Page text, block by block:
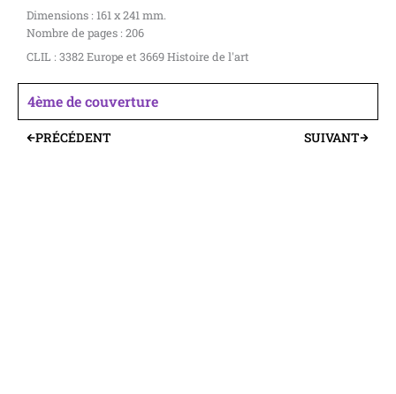
Dimensions : 161 x 241 mm.
Nombre de pages : 206
CLIL : 3382 Europe et 3669 Histoire de l'art
4ème de couverture
Précédent
PRÉCÉDENT SUIVANTSuivant